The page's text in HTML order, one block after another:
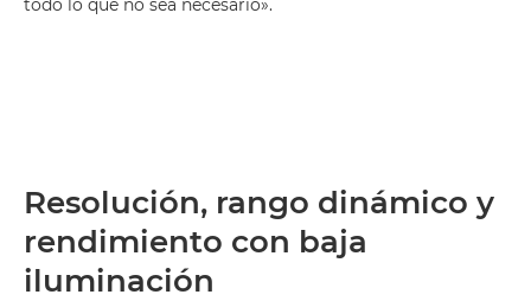
todo lo que no sea necesario».
Resolución, rango dinámico y
rendimiento con baja
iluminación